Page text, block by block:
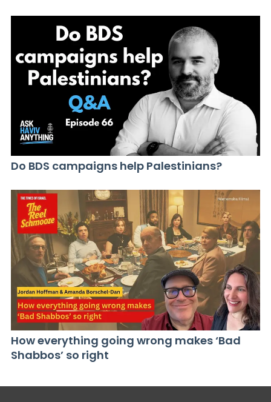
Do BDS campaigns help Palestinians?
How everything going wrong makes ‘Bad
Shabbos’ so right